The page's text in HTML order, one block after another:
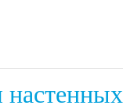
настенных